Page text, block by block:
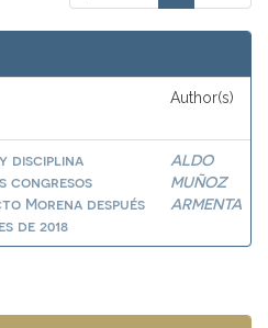
Author(s)
disciplina
congresos
Morena después
de 2018
ALDO
MUÑOZ
ARMENTA